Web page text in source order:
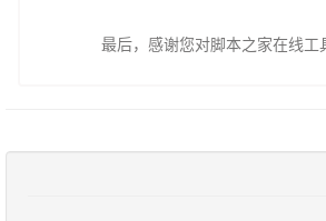
最后，感谢您对脚本之家在线工